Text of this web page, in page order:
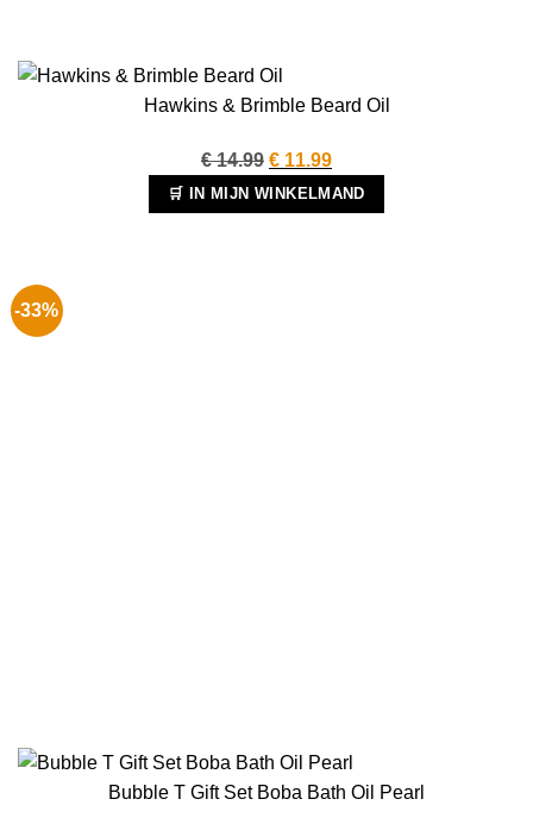
Hawkins & Brimble Beard Oil
€14.99 Oorspronkelijke
prijs
was:
€ 11.99Huidige
prijs
is:
🛒 IN MIJN WINKELMAND
-33%
Bubble T Gift Set Boba Bath Oil Pearl